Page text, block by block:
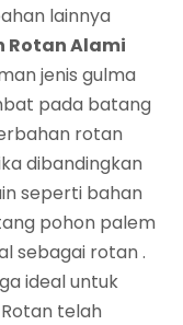
lainnya
Rotan Alami
jenis gulma
pada batang
rotan
dibandingkan
seperti bahan
pohon palem
sebagai rotan .
ideal untuk
telah